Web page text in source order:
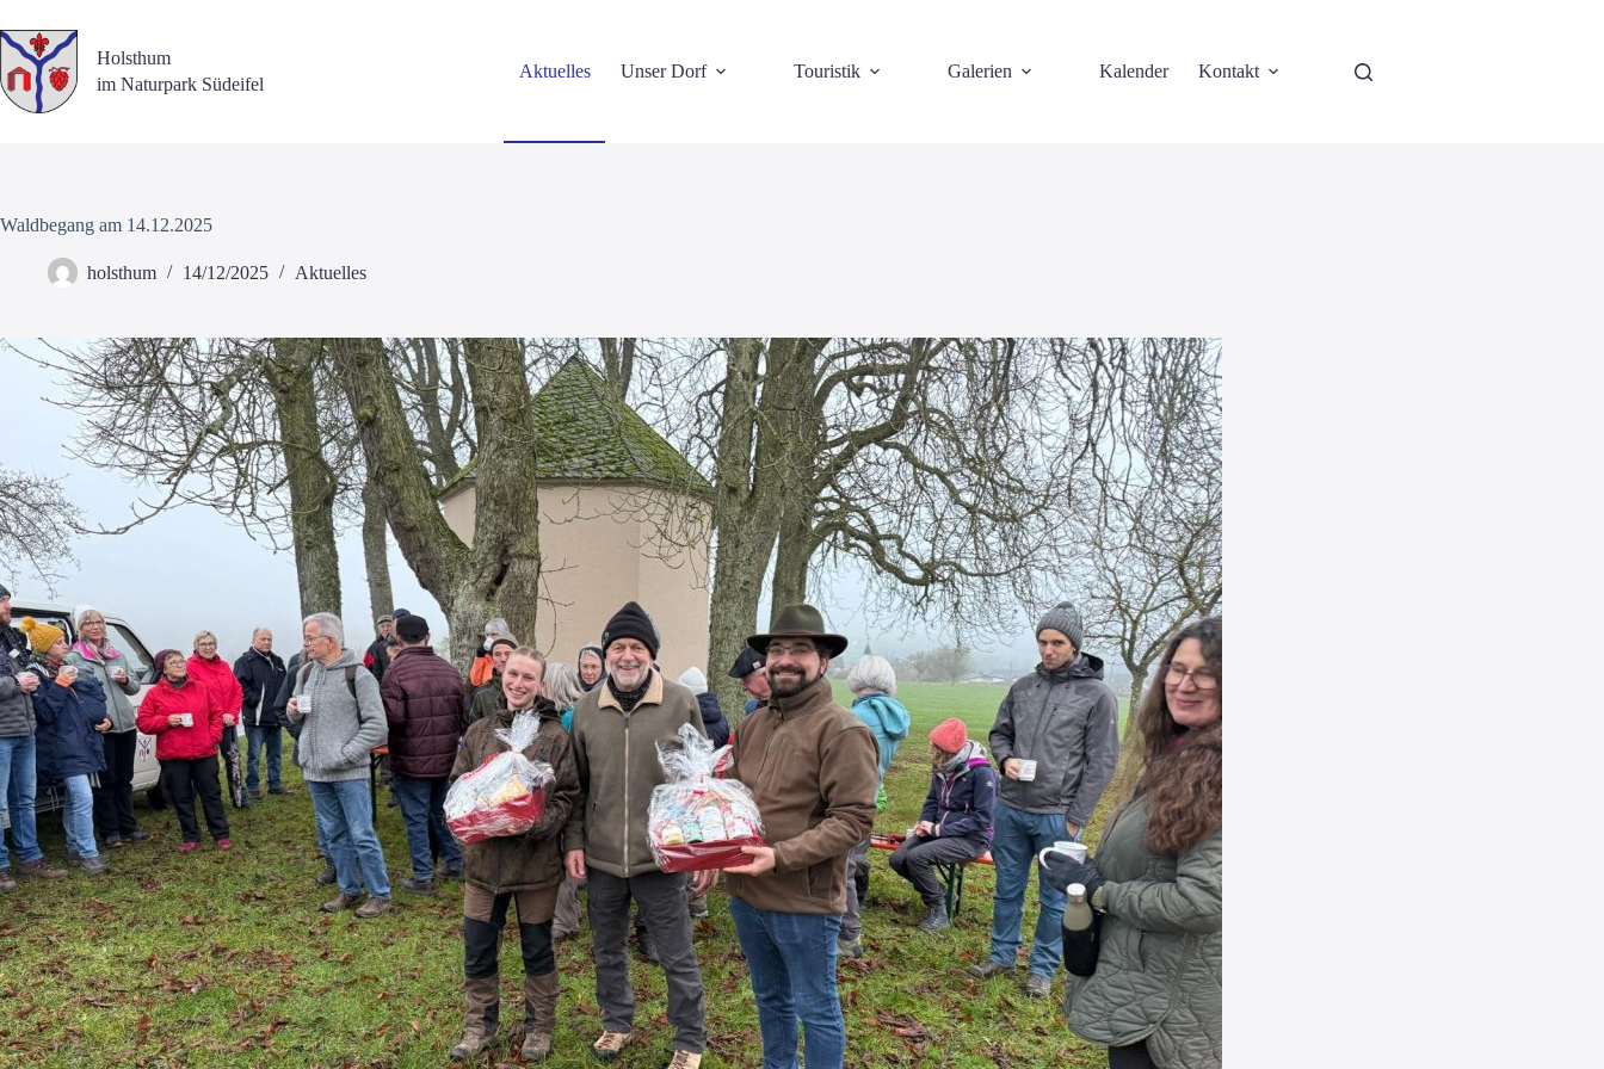
Inhalt
springen
Holsthum
im Naturpark Südeifel
Aktuelles Unser Dorf Touristik Galerien Kalender Kontakt
Waldbegang am 14.12.2025
holsthum 14/12/2025 Aktuelles